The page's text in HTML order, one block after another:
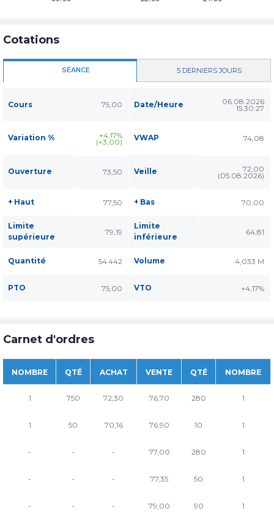
Cotations
SÉANCE 5 DERNIERS JOURS
Cours 75,00 Date/Heure 06.08.2026
15:30:27
Variation % +4,17%
(+3,00) VWAP 74,08
Ouverture 73,50 Veille 72,00
(05.08.2026)
+ Haut 77,50 + Bas 70,00
Limite
supérieure
79,19
Limite
inférieure
64,81
Quantité 54 442 Volume 4,033 M
PTO 75,00 VTO +4,17%
Carnet d'ordres
NOMBRE QTÉ ACHAT
1 750 72,30
1 50 70,16
- - -
- - -
- - -
VENTE QTÉ NOMBRE
76,70 280 1
76,90 10 1
77,00 280 1
77,35 50 1
79,00 90 1